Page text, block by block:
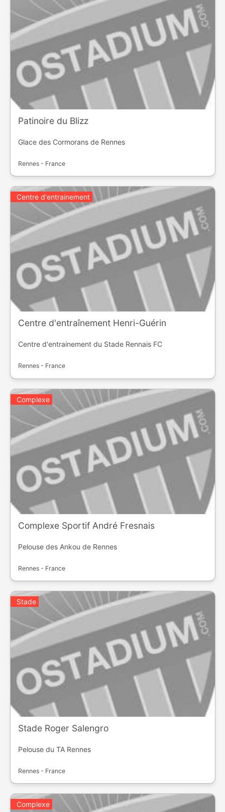
Patinoire du Blizz
Glace des Cormorans de Rennes
Rennes - France
Centre d'entrainement
Centre d'entraînement Henri-Guérin
Centre d'entrainement du Stade Rennais FC
Rennes - France
Complexe
Complexe Sportif André Fresnais
Pelouse des Ankou de Rennes
Rennes - France
Stade
Stade Roger Salengro
Pelouse du TA Rennes
Rennes - France
Complexe